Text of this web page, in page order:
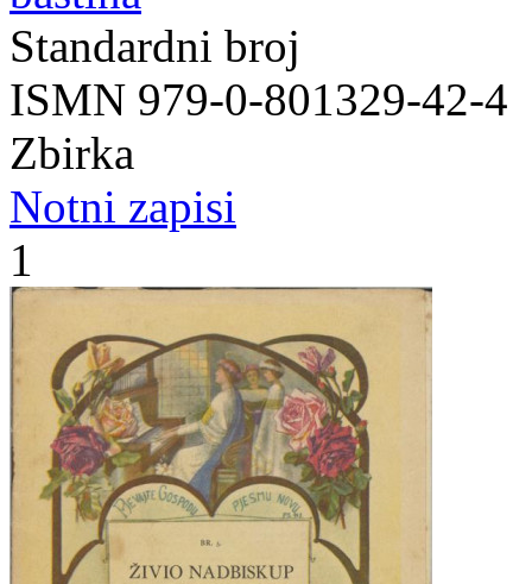
Standardni broj
ISMN 979-0-801329-42-4
Zbirka
Notni zapisi
1